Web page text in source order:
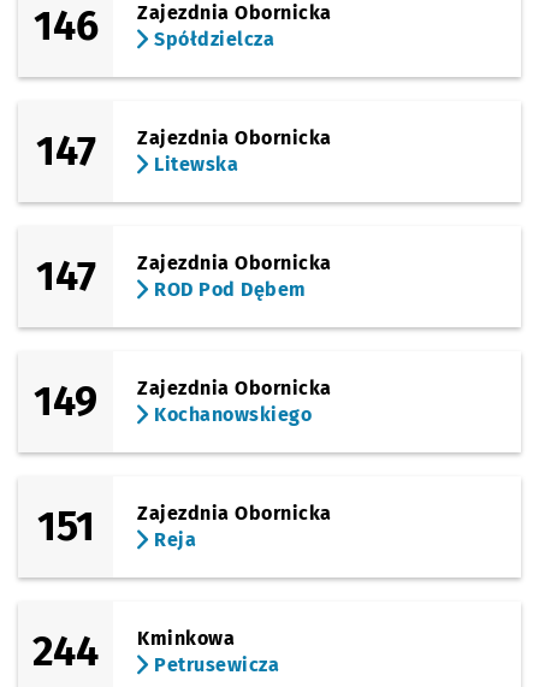
146
Zajezdnia Obornicka
Spółdzielcza
147
Zajezdnia Obornicka
Litewska
147
Zajezdnia Obornicka
ROD Pod Dębem
149
Zajezdnia Obornicka
Kochanowskiego
151
Zajezdnia Obornicka
Reja
244
Kminkowa
Petrusewicza